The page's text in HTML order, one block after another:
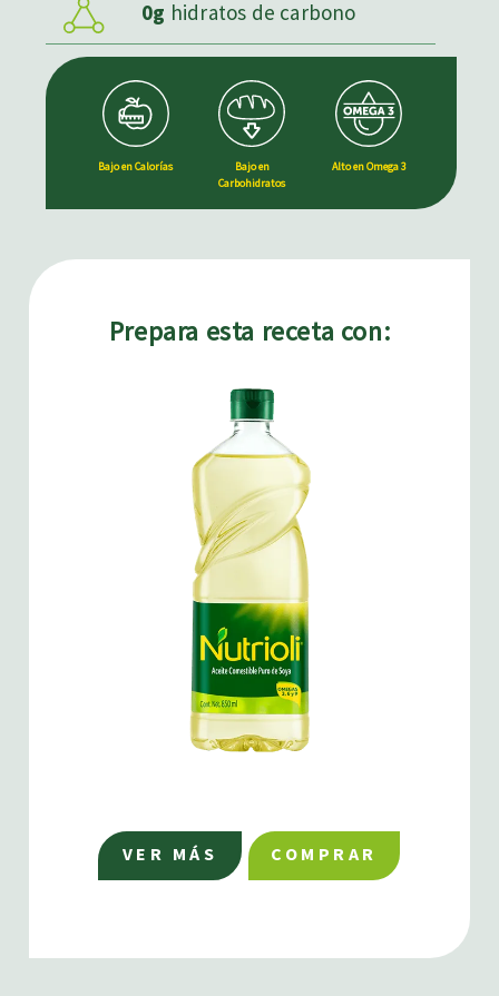
0g hidratos de carbono
Bajo en Calorías
Bajo en
Carbohidratos
Alto en Omega 3
Prepara esta receta con:
VER MÁS COMPRAR